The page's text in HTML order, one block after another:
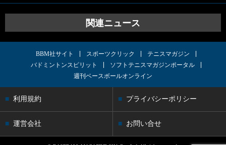
関連ニュース
BBM社サイト スポーツクリック
テニスマガジン
バドミントンスピリット
ソフトテニスマガジンポータル
週刊ベースボールオンライン
利用規約 プライバシーポリシー
運営会社 お問い合せ